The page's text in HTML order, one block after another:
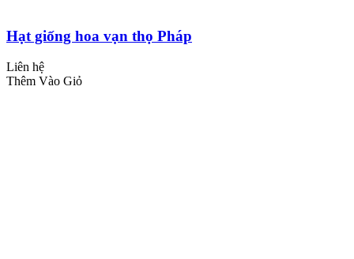
Hạt giống hoa vạn thọ Pháp
Liên hệ
Thêm Vào Giỏ